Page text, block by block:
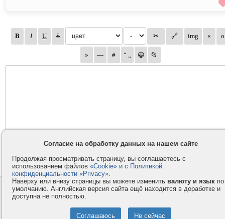
Контакты
Компания
Privacy и Cookie
Помощь
Согласие на обработку данных на нашем сайте
Продолжая просматривать страницу, вы соглашаетесь с
использованием файлов «Cookie» и с Политикой
конфиденциальности «Privacy».
Наверху или внизу страницы вы можете изменить валюту и язык по
умолчанию. Английская версия сайта ещё находится в доработке и
доступна не полностью.